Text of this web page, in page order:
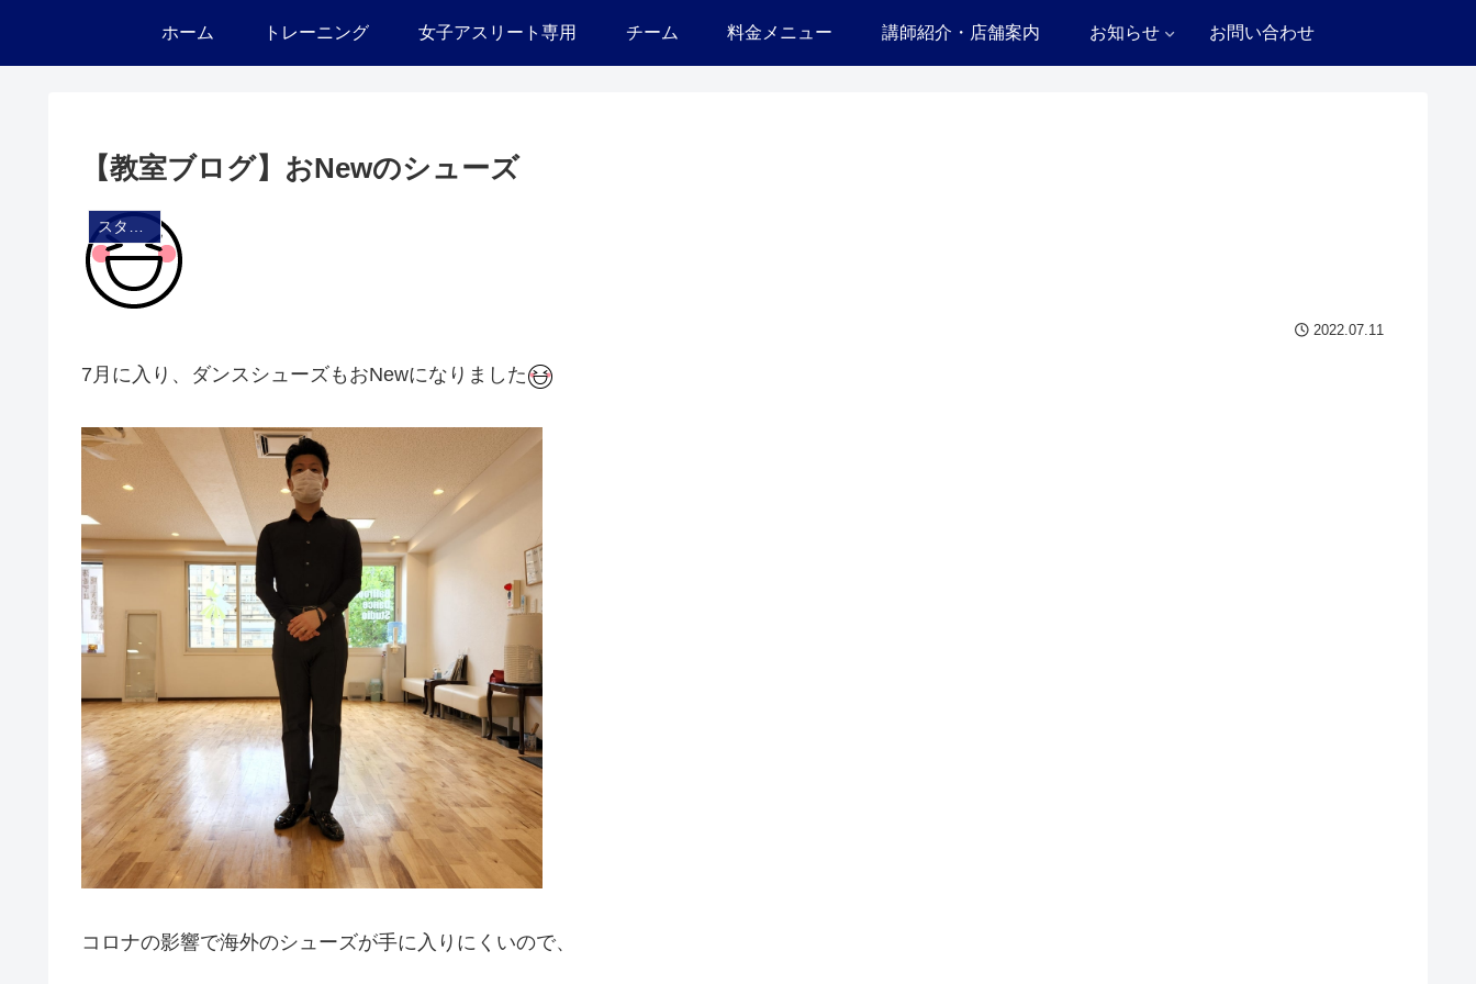
ホーム トレーニング 女子アスリート専用 チーム 料金メニュー 講師紹介・店舗案内 お知らせ お問い合わせ
【教室ブログ】おNewのシューズ
2022.07.11
7月に入り、ダンスシューズもおNewになりました
コロナの影響で海外のシューズが手に入りにくいので、